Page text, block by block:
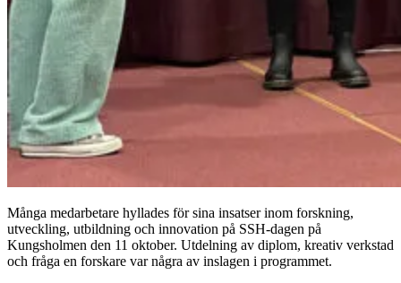
Många medarbetare hyllades för sina insatser inom forskning,
utveckling, utbildning och innovation på SSH-dagen på
Kungsholmen den 11 oktober. Utdelning av diplom, kreativ verkstad
och fråga en forskare var några av inslagen i programmet.